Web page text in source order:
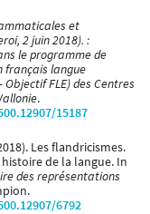
et
2 juin 2018). :
le programme de
français langue
FLE) des Centres
.
15187
Les flandricismes.
de la langue. In
des représentations
6792